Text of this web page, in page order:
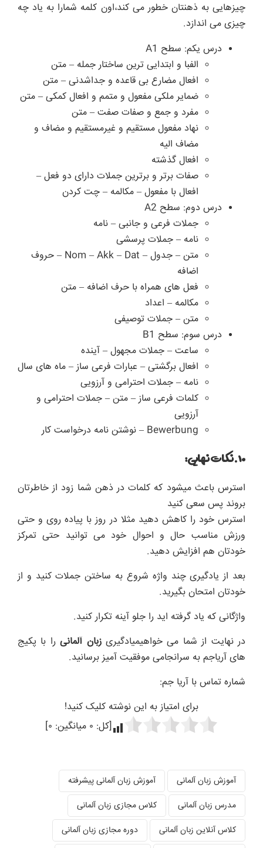
چیزهایی به ذهنتان خطور می کند،اون کلمه شمارا به یاد چه
چیزی می اندازد.
درس یکم: سطح A1
الفبا و ابتدایی ترین ساختار جمله – متن
افعال مضارع بی قاعده و جداشدنی – متن
ضمایر ملکی مفعول و متمم و افعال کمکی – متن
مفرد و جمع و صفات صفت – متن
نهاد مفعول مستقیم و غیرمستقیم و مضاف و
مضاف الیه
افعال گذشته
صفات برتر و برترین جملات دارای دو فعل –
افعال با مفعول – مکالمه – چت کردن
درس دوم: سطح A2
جملات فرعی و جانبی – نامه
نامه – جملات پرسشی
متن – جدول – Nom – Akk – Dat – حروف
اضافه
فعل های همراه با حرف اضافه – متن
مکالمه – اعداد
متن – جملات توصیفی
درس سوم: سطح B1
ساعت – جملات مجهول – آینده
افعال برگشتی – عبارات فرعی ساز – ماه های سال
نامه – جملات احترامی و آرزویی
کلمات فرعی ساز – متن – جملات احترامی و
آرزویی
Bewerbung – نوشتن نامه درخواست کار
۱۰.نکات نهایی:
استرس باعث میشود که کلمات در ذهن شما زود از خاطرتان
بروند پس سعی کنید
استرس خود را کاهش دهید مثلا در روز با پیاده روی و حتی
ورزش مناسب حال و احوال خود می توانید حتی تمرکز
خودتان هم افزایش دهید.
بعد از یادگیری چند واژه شروع به ساختن جملات کنید و از
خودتان امتحان بگیرید.
واژگانی که یاد گرفته اید را جلو آینه تکرار کنید.
در نهایت از شما می خواهیمیادگیریزبان آلمانیرا با پکیج
های آریاجم به سرانجامی موفقیت آمیز برسانید.
شماره تماس با آریا جم:
برای امتیاز به این نوشته کلیک کنید!
[کل: ۰ میانگین: ۰]
آموزش زبان آلمانی آموزش زبان آلمانی پیشرفته
دوره مجازی زبان آلمانی کلاس آنلاین زبان آلمانی
کلاس مجازی زبان آلمانی مدرس زبان آلمانی